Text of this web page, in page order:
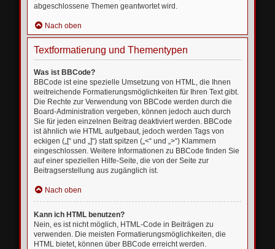
abgeschlossene Themen geantwortet wird.
Nach oben
Textformatierung und Thementypen
Was ist BBCode?
BBCode ist eine spezielle Umsetzung von HTML, die Ihnen
weitreichende Formatierungsmöglichkeiten für Ihren Text gibt.
Die Rechte zur Verwendung von BBCode werden durch die
Board-Administration vergeben, können jedoch auch durch
Sie für jeden einzelnen Beitrag deaktiviert werden. BBCode
ist ähnlich wie HTML aufgebaut, jedoch werden Tags von
eckigen („[“ und „]“) statt spitzen („<“ und „>“) Klammern
eingeschlossen. Weitere Informationen zu BBCode finden Sie
auf einer speziellen Hilfe-Seite, die von der Seite zur
Beitragserstellung aus zugänglich ist.
Nach oben
Kann ich HTML benutzen?
Nein, es ist nicht möglich, HTML-Code in Beiträgen zu
verwenden. Die meisten Formatierungsmöglichkeiten, die
HTML bietet, können über BBCode erreicht werden.